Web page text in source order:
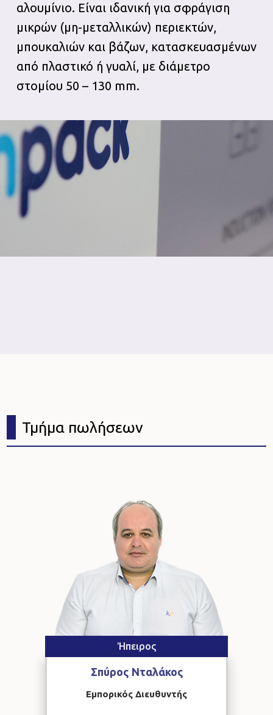
αλουμίνιο. Είναι ιδανική για σφράγιση
μικρών (μη-μεταλλικών) περιεκτών,
μπουκαλιών και βάζων, κατασκευασμένων
από πλαστικό ή γυαλί, με διάμετρο
στομίου 50 – 130 mm.
Τμήμα πωλήσεων
Ήπειρος
Σπύρος Νταλάκος
Εμπορικός Διευθυντής